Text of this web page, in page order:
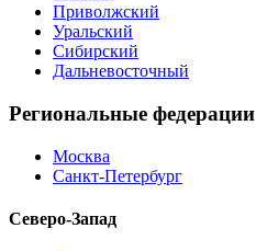
Приволжский
Уральский
Сибирский
Дальневосточный
Региональные федерации
Москва
Санкт-Петербург
Северо-Запад